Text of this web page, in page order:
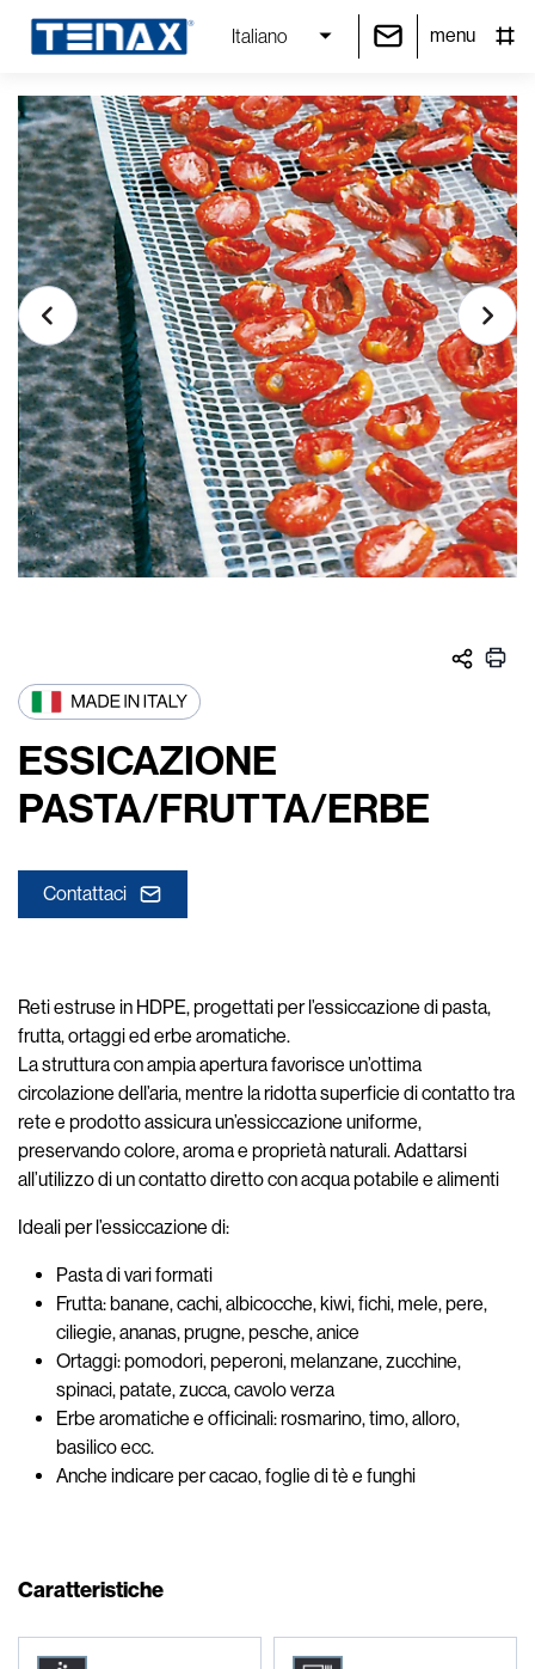
Italiano menu
ESSICAZIONE
PASTA/FRUTTA/ERBE
Contattaci
Reti estruse in HDPE, progettati per l’essiccazione di pasta,
frutta, ortaggi ed erbe aromatiche.
La struttura con ampia apertura favorisce un’ottima
circolazione dell’aria, mentre la ridotta superficie di contatto tra
rete e prodotto assicura un’essiccazione uniforme,
preservando colore, aroma e proprietà naturali. Adattarsi
all’utilizzo di un contatto diretto con acqua potabile e alimenti
Ideali per l’essiccazione di:
Pasta di vari formati
Frutta: banane, cachi, albicocche, kiwi, fichi, mele, pere,
ciliegie, ananas, prugne, pesche, anice
Ortaggi: pomodori, peperoni, melanzane, zucchine,
spinaci, patate, zucca, cavolo verza
Erbe aromatiche e officinali: rosmarino, timo, alloro,
basilico ecc.
Anche indicare per cacao, foglie di tè e funghi
Caratteristiche